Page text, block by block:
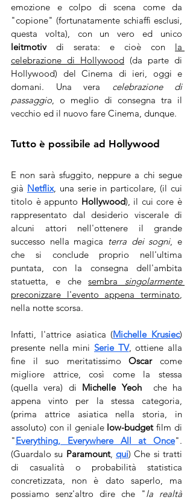
emozione e colpo di scena come da
"copione" (fortunatamente schiaffi esclusi,
leitmotiv di serata: e cioè con la
celebrazione di Hollywood (da parte di
Hollywood) del Cinema di ieri, oggi e
domani. Una vera celebrazione di
passaggio , o meglio di consegna tra il
vecchio ed il nuovo fare Cinema, dunque.
Tutto è possibile ad Hollywood
E non sarà sfuggito, neppure a chi segue
già Netflix, una serie in particolare, (il cui
titolo è appunto Hollywood), il cui core è
rappresentato dal desiderio viscerale di
alcuni attori nell'ottenere il grande
successo nella magica terra dei sogni, e
che si conclude proprio nell'ultima
puntata, con la consegna dell'ambita
statuetta, e che sembra singolarmente
preconizzare l'evento appena terminato
nella notte scorsa.
Infatti, l'attrice asiatica (Michelle Krusiec)
presente nella mini Serie TV, ottiene alla
fine il suo meritatissimo Oscar come
migliore attrice, così come la stessa
(quella vera) di Michelle Yeoh
  che ha
appena vinto per la stessa categoria,
(prima attrice asiatica nella storia, in
assoluto) con il geniale low-budget film di
"Everything, Everywhere All at Once".
(Guardalo su Paramount, qui) Che si tratti
di casualità o probabilità statistica
concretizzata, non è dato saperlo, ma
possiamo senz'altro dire che "la realtà